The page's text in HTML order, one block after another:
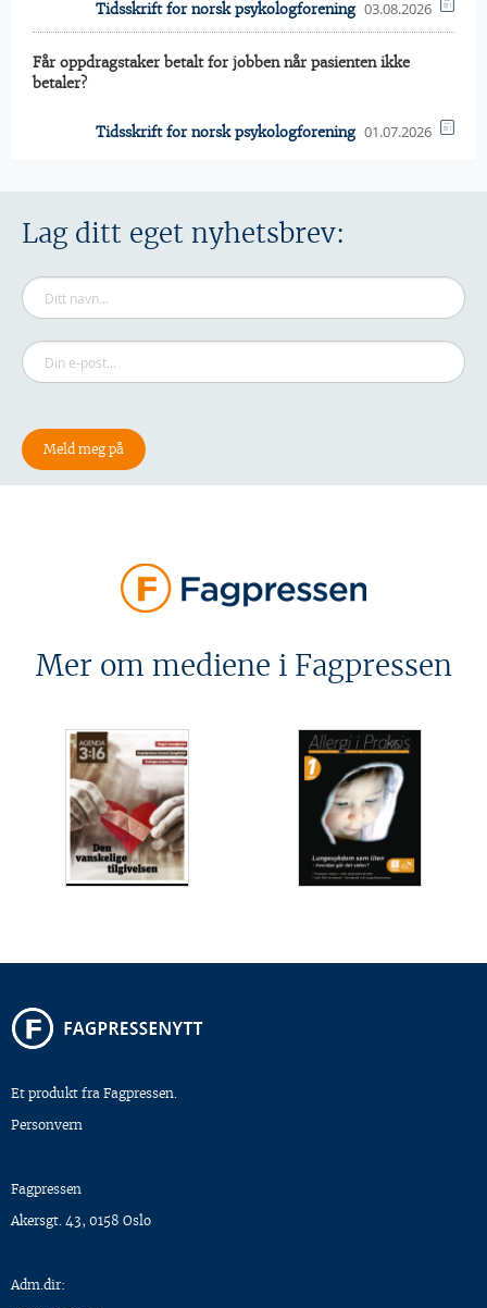
Tidsskrift for norsk psykologforening 03.08.2026
Får oppdragstaker betalt for jobben når pasienten ikke
betaler?
Tidsskrift for norsk psykologforening 01.07.2026
Lag ditt eget nyhetsbrev:
Mer om mediene i Fagpressen
Et produkt fra Fagpressen.
Personvern
Fagpressen
Akersgt. 43, 0158 Oslo
Adm.dir: